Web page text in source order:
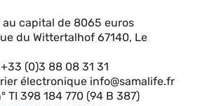
au capital de 8065 euros
du Wittertalhof 67140, Le
(0)3 88 08 31 31
électronique info@samalife.fr
TI 398 184 770 (94 B 387)